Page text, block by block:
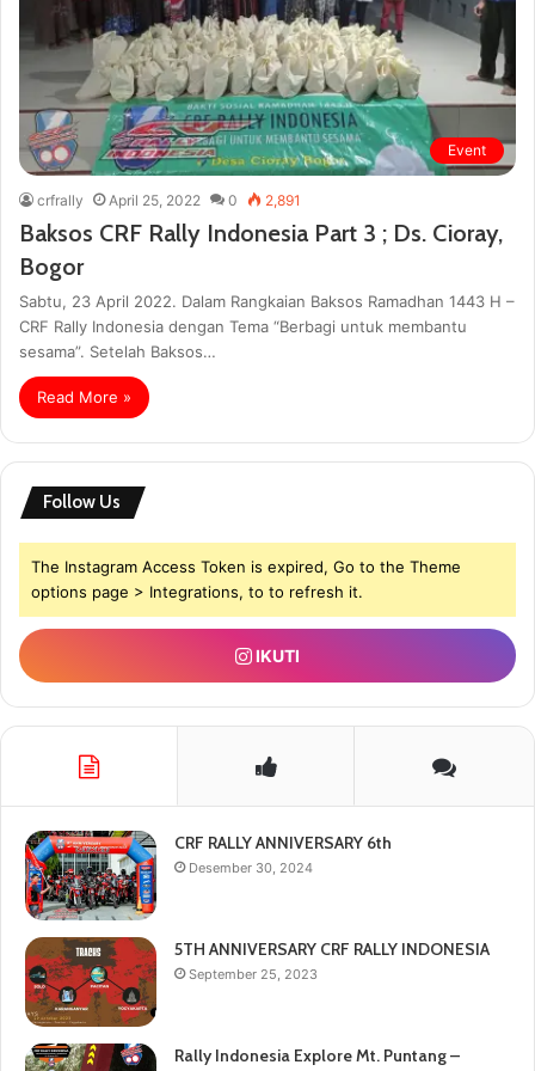
Event
crfrally April 25, 2022 0 2,891
Baksos CRF Rally Indonesia Part 3 ; Ds. Cioray,
Bogor
Sabtu, 23 April 2022. Dalam Rangkaian Baksos Ramadhan 1443 H –
CRF Rally Indonesia dengan Tema “Berbagi untuk membantu
sesama”. Setelah Baksos…
Read More »
Follow Us
The Instagram Access Token is expired, Go to the Theme
options page > Integrations, to to refresh it.
IKUTI
CRF RALLY ANNIVERSARY 6th
Desember 30, 2024
5TH ANNIVERSARY CRF RALLY INDONESIA
September 25, 2023
Rally Indonesia Explore Mt. Puntang –